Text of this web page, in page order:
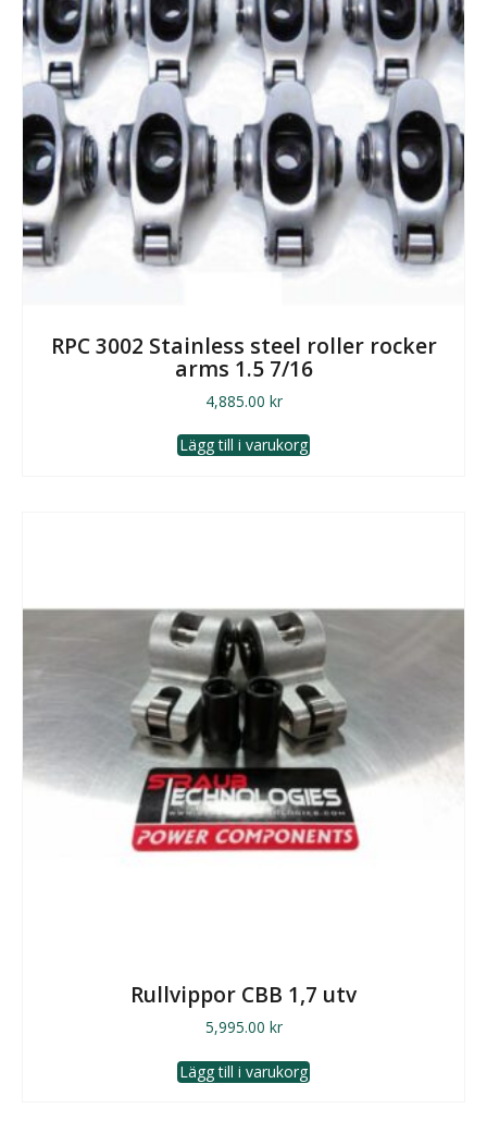
RPC 3002 Stainless steel roller rocker
arms 1.5 7/16
4,885.00 kr
Lägg till i varukorg
Rullvippor CBB 1,7 utv
5,995.00 kr
Lägg till i varukorg